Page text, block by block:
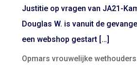
Justitie op vragen van JA21-
Douglas W. is vanuit de
een webshop gestart […]
Opmars vrouwelijke